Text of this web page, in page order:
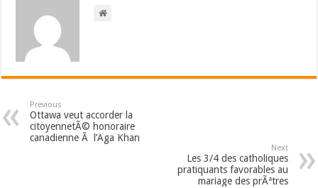
Previous
Ottawa veut accorder la
citoyennetÃ© honoraire
canadienne Ã l’Aga Khan
Next
Les 3/4 des catholiques
pratiquants favorables au
mariage des prÃªtres